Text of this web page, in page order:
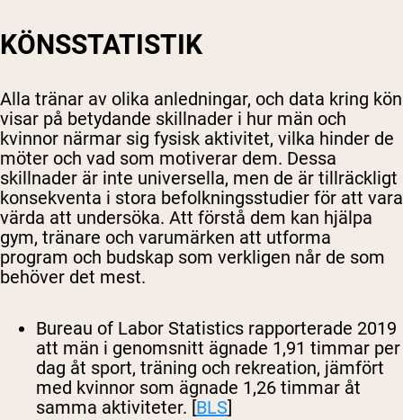
KÖNSSTATISTIK
Alla tränar av olika anledningar, och data kring kön
visar på betydande skillnader i hur män och
kvinnor närmar sig fysisk aktivitet, vilka hinder de
möter och vad som motiverar dem. Dessa
skillnader är inte universella, men de är tillräckligt
konsekventa i stora befolkningsstudier för att vara
värda att undersöka. Att förstå dem kan hjälpa
gym, tränare och varumärken att utforma
program och budskap som verkligen når de som
behöver det mest.
Bureau of Labor Statistics rapporterade 2019
att män i genomsnitt ägnade 1,91 timmar per
dag åt sport, träning och rekreation, jämfört
med kvinnor som ägnade 1,26 timmar åt
samma aktiviteter. [BLS]